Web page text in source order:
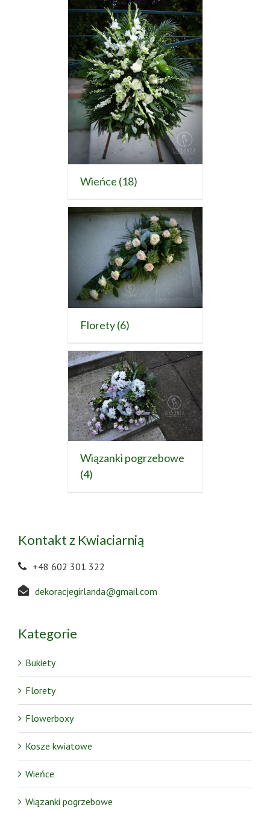
Wieńce (18)
Florety(6)
Wiązanki pogrzebowe
(4)
Kontakt z Kwiaciarnią
+48 602 301 322
dekoracjegirlanda@gmail.com
Kategorie
Bukiety
Florety
Flowerboxy
Kosze kwiatowe
Wieńce
Wiązanki pogrzebowe